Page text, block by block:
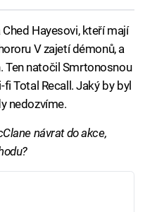
Hayesovi, kteří mají
V zajetí démonů, a
Ten natočil Smrtonosnou
Total Recall. Jaký by byl
nedozvíme.
návrat do akce,